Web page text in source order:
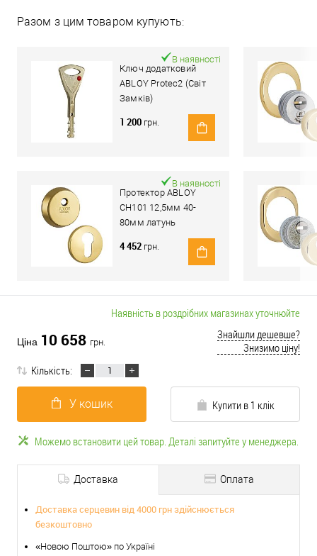
Разом з цим товаром купують:
Ключ додатковий
ABLOY Protec2 (Світ
Замків)
В наявності
1 200 грн.
Протектор ABLOY
CH101 12,5мм 40-
80мм латунь
В наявності
4 452 грн.
Наявність в роздрібних магазинах уточнюйте
Ціна 10 658 грн.
Знайшли дешевше?
Знизимо ціну!
Кількість:
У кошик Купити в 1 клік
Можемо встановити цей товар. Деталі запитуйте у менеджера.
Доставка Оплата
Доставка серцевин від 4000 грн здійснюється
безкоштовно
«Новою Поштою» по Україні